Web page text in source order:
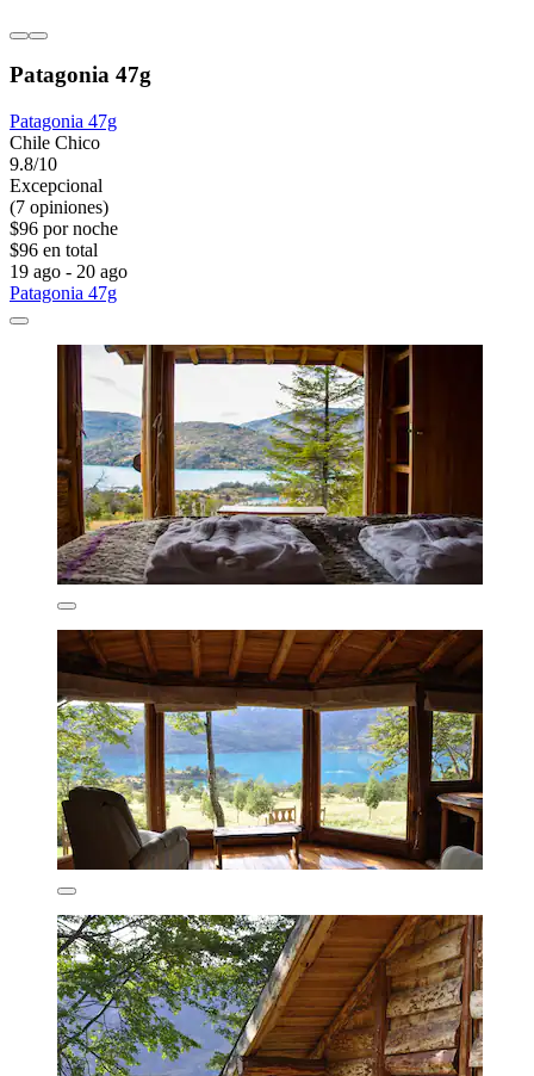
Patagonia 47g
Patagonia 47g
Chile Chico
9.8/10
Excepcional
(7 opiniones)
$96 por noche
$96 en total
19 ago - 20 ago
Patagonia 47g